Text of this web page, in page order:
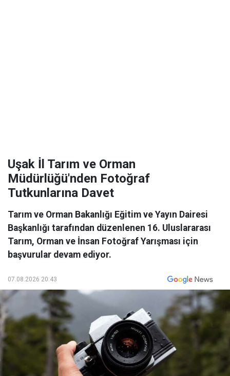
Uşak İl Tarım ve Orman
Müdürlüğü'nden Fotoğraf
Tutkunlarına Davet
Tarım ve Orman Bakanlığı Eğitim ve Yayın Dairesi
Başkanlığı tarafından düzenlenen 16. Uluslararası
Tarım, Orman ve İnsan Fotoğraf Yarışması için
başvurular devam ediyor.
07.08.2026 20:43